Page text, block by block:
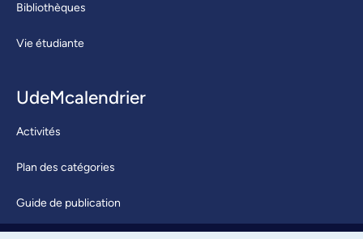
Bibliothèques
Vie étudiante
UdeMcalendrier
Activités
Plan des catégories
Guide de publication